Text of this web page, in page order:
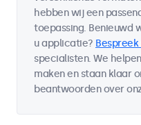
hebben wij een
toepassing. Benieuwd
u applicatie?
specialisten. We
maken en staan klaar
beantwoorden over